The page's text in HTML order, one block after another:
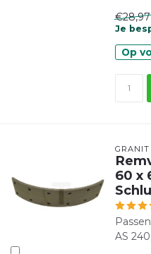
€28,97
Je
Op
GRANIT
60 x
AS